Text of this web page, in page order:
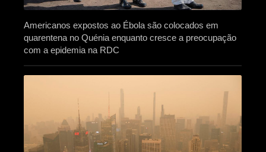
Americanos expostos ao Ébola são colocados em
quarentena no Quénia enquanto cresce a preocupação
com a epidemia na RDC